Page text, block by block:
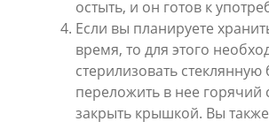
остыть, и он готов к
Если вы планируете
время, то для этого
стерилизовать стеклянную
переложить в нее горячий
закрыть крышкой. Вы